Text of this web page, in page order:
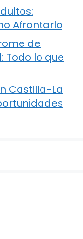
Afrontarlo
de
Todo lo que
Castilla-La